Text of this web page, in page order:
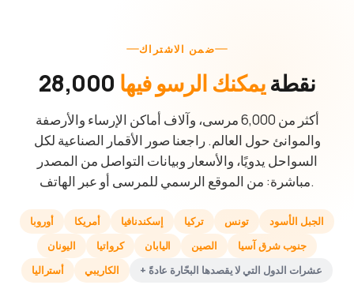
ضمن الاشتراك
28,000 نقطةيمكنك الرسو فيها
أكثر من 6,000 مرسى، وآلاف أماكن الإرساء والأرصفة
والموانئ حول العالم. راجعنا صور الأقمار الصناعية لكل
السواحل يدويًا، والأسعار وبيانات التواصل من المصدر
مباشرة: من الموقع الرسمي للمرسى أو عبر الهاتف.
أوروبا أمريكا إسكندنافيا تركيا تونس
الجبل الأسود
اليونان
كرواتيا اليابان الصين
جنوب شرق آسيا
أستراليا
الكاريبي + عشرات الدول التي لا يقصدها البحّارة عادةً